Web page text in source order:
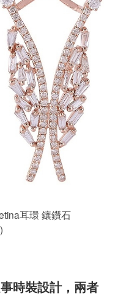
耳環 鑲鑽石
時裝設計，兩者